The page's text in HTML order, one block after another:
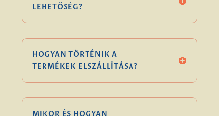
LEHETŐSÉG?
HOGYAN TÖRTÉNIK A
TERMÉKEK ELSZÁLLÍTÁSA?
MIKOR ÉS HOGYAN